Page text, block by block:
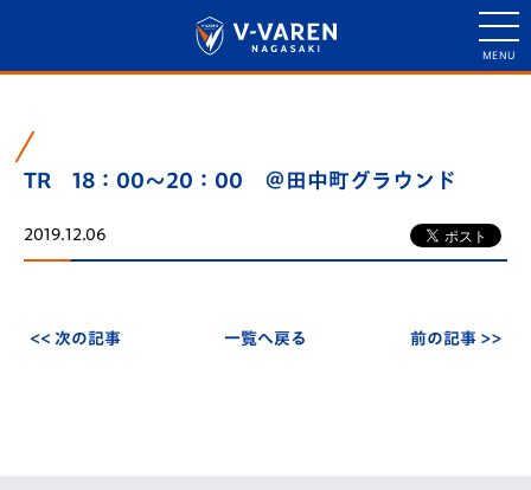
TR 18：00～20：00 ＠田中町グラウンド
2019.12.06
<< 次の記事 一覧へ戻る 前の記事 >>